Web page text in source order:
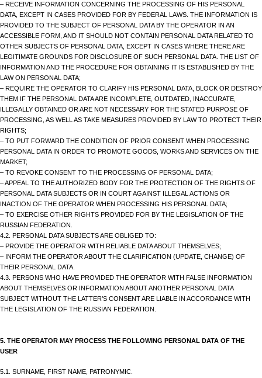
– RECEIVE INFORMATION CONCERNING THE PROCESSING OF HIS PERSONAL
DATA, EXCEPT IN CASES PROVIDED FOR BY FEDERAL LAWS. THE INFORMATION IS
PROVIDED TO THE SUBJECT OF PERSONAL DATA BY THE OPERATOR IN AN
ACCESSIBLE FORM, AND IT SHOULD NOT CONTAIN PERSONAL DATA RELATED TO
OTHER SUBJECTS OF PERSONAL DATA, EXCEPT IN CASES WHERE THERE ARE
LEGITIMATE GROUNDS FOR DISCLOSURE OF SUCH PERSONAL DATA. THE LIST OF
INFORMATION AND THE PROCEDURE FOR OBTAINING IT IS ESTABLISHED BY THE
LAW ON PERSONAL DATA;
– REQUIRE THE OPERATOR TO CLARIFY HIS PERSONAL DATA, BLOCK OR DESTROY
THEM IF THE PERSONAL DATA ARE INCOMPLETE, OUTDATED, INACCURATE,
ILLEGALLY OBTAINED OR ARE NOT NECESSARY FOR THE STATED PURPOSE OF
PROCESSING, AS WELL AS TAKE MEASURES PROVIDED BY LAW TO PROTECT THEIR
RIGHTS;
– TO PUT FORWARD THE CONDITION OF PRIOR CONSENT WHEN PROCESSING
PERSONAL DATA IN ORDER TO PROMOTE GOODS, WORKS AND SERVICES ON THE
MARKET;
– TO REVOKE CONSENT TO THE PROCESSING OF PERSONAL DATA;
– APPEAL TO THE AUTHORIZED BODY FOR THE PROTECTION OF THE RIGHTS OF
PERSONAL DATA SUBJECTS OR IN COURT AGAINST ILLEGAL ACTIONS OR
INACTION OF THE OPERATOR WHEN PROCESSING HIS PERSONAL DATA;
– TO EXERCISE OTHER RIGHTS PROVIDED FOR BY THE LEGISLATION OF THE
RUSSIAN FEDERATION.
4.2. PERSONAL DATA SUBJECTS ARE OBLIGED TO:
– PROVIDE THE OPERATOR WITH RELIABLE DATA ABOUT THEMSELVES;
– INFORM THE OPERATOR ABOUT THE CLARIFICATION (UPDATE, CHANGE) OF
THEIR PERSONAL DATA.
4.3. PERSONS WHO HAVE PROVIDED THE OPERATOR WITH FALSE INFORMATION
ABOUT THEMSELVES OR INFORMATION ABOUT ANOTHER PERSONAL DATA
SUBJECT WITHOUT THE LATTER’S CONSENT ARE LIABLE IN ACCORDANCE WITH
THE LEGISLATION OF THE RUSSIAN FEDERATION.
5. THE OPERATOR MAY PROCESS THE FOLLOWING PERSONAL DATA OF THE
USER
5.1. SURNAME, FIRST NAME, PATRONYMIC.